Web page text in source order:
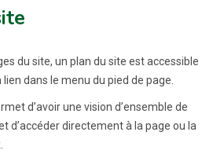
du site, un plan du site est accessible
lien dans le menu du pied de page.
d’avoir une vision d’ensemble de
d’accéder directement à la page ou la